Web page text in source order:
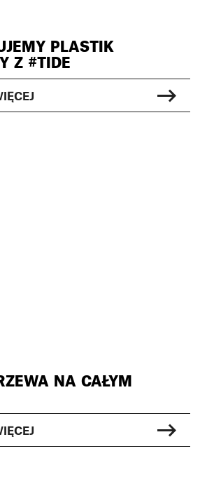
PLASTIK
Z #TIDE
NA CAŁYM